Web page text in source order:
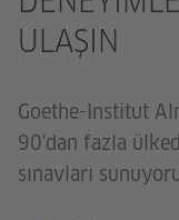
ULAŞIN
Goethe-Institut
90'dan fazla
sınavları